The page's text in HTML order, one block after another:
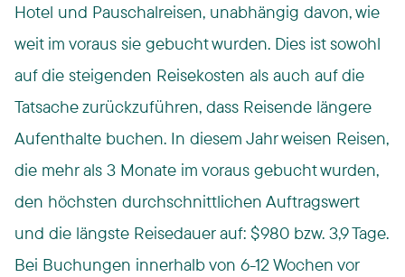
Hotel und Pauschalreisen, unabhängig davon, wie
weit im voraus sie gebucht wurden. Dies ist sowohl
auf die steigenden Reisekosten als auch auf die
Tatsache zurückzuführen, dass Reisende längere
Aufenthalte buchen. In diesem Jahr weisen Reisen,
die mehr als 3 Monate im voraus gebucht wurden,
den höchsten durchschnittlichen Auftragswert
und die längste Reisedauer auf: $980 bzw. 3,9 Tage.
Bei Buchungen innerhalb von 6-12 Wochen vor